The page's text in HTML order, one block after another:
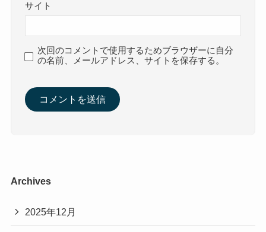
サイト
次回のコメントで使用するためブラウザーに自分
の名前、メールアドレス、サイトを保存する。
Archives
2025年12月